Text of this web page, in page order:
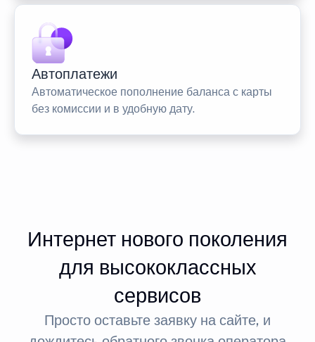
Автоплатежи
Автоматическое пополнение баланса с карты
без комиссии и в удобную дату.
Интернет нового поколения
для высококлассных
сервисов
Просто оставьте заявку на сайте, и